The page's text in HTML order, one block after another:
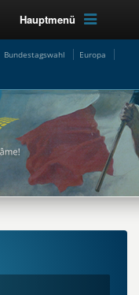
Hauptmenü
Bundestagswahl
Europa